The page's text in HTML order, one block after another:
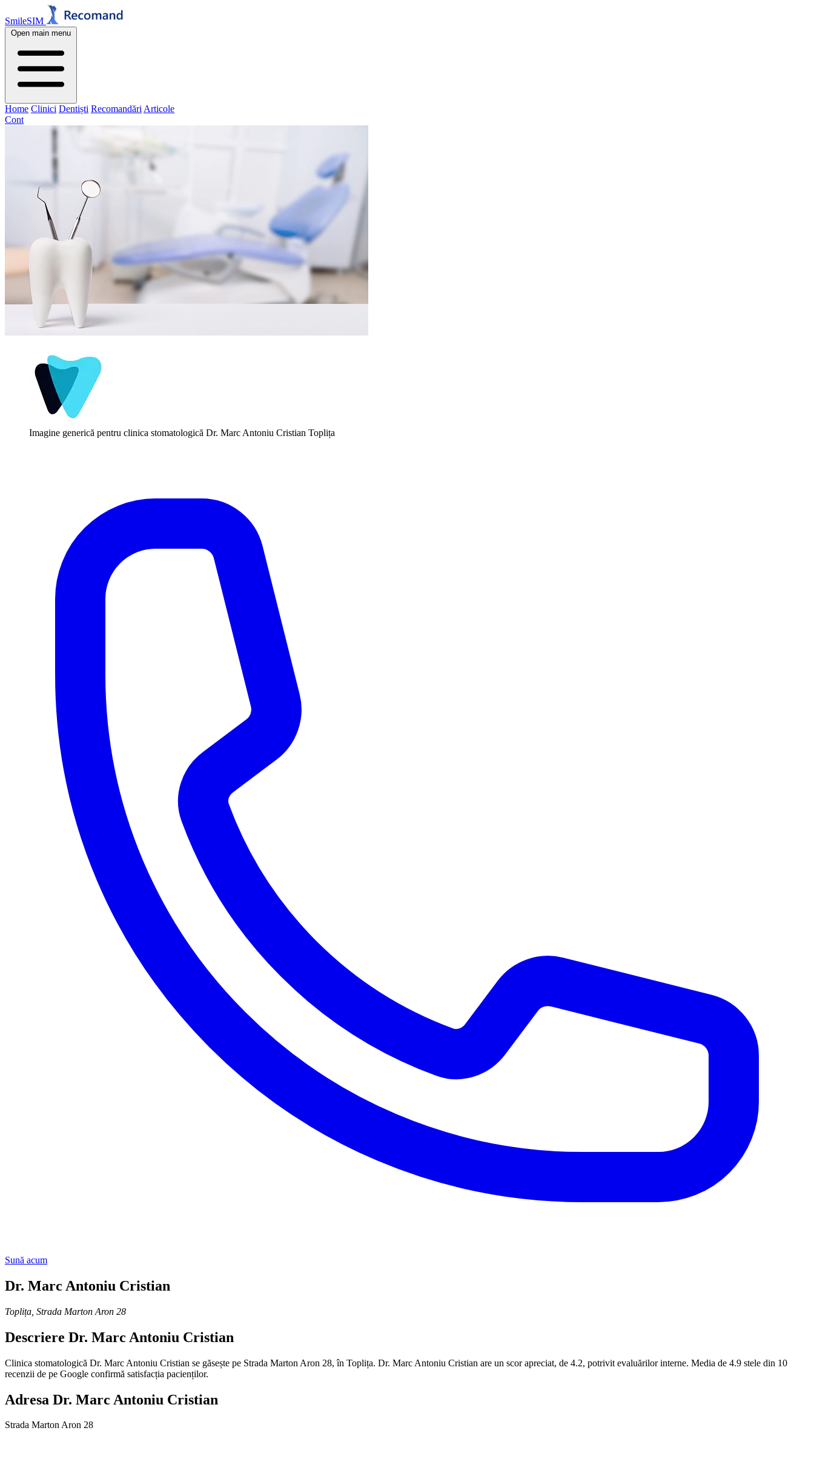
SmileSIM
Open main menu
Home Clinici Dentiști Recomandări Articole
Cont
Imagine generică pentru clinica stomatologică Dr. Marc Antoniu Cristian Toplița
Sună acum
Dr. Marc Antoniu Cristian
Toplița Strada Marton Aron 28
Descriere Dr. Marc Antoniu Cristian
Clinica stomatologică Dr. Marc Antoniu Cristian se găsește pe Strada Marton Aron 28, în Toplița. Dr. Marc Antoniu Cristian are un scor apreciat, de 4.2, potrivit evaluărilor interne. Media de 4.9 stele din 10
recenzii de pe Google confirmă satisfacția pacienților.
Adresa Dr. Marc Antoniu Cristian
Strada Marton Aron 28